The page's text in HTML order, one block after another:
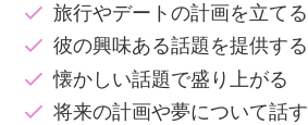
旅行やデートの計画を立てる
彼の興味ある話題を提供する
懐かしい話題で盛り上がる
将来の計画や夢について話す